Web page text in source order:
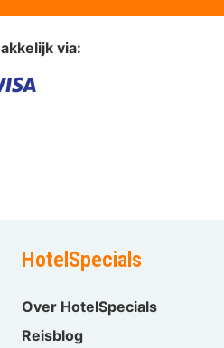
via:
HotelSpecials
Over HotelSpecials
Reisblog